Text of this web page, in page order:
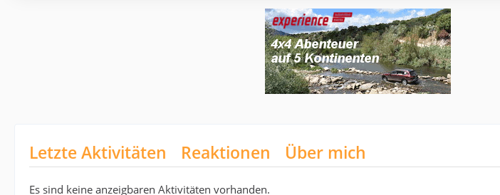
Letzte Aktivitäten Reaktionen Über mich
Es sind keine anzeigbaren Aktivitäten vorhanden.